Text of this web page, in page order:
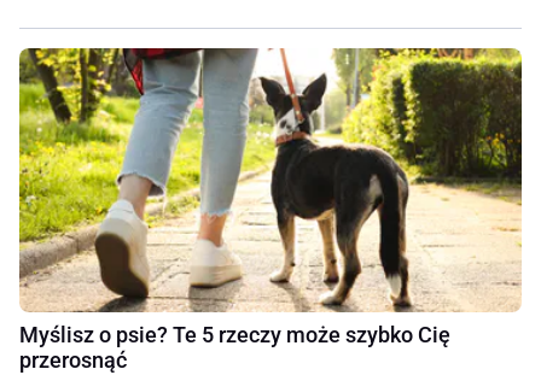
Myślisz o psie? Te 5 rzeczy może szybko Cię
przerosnąć